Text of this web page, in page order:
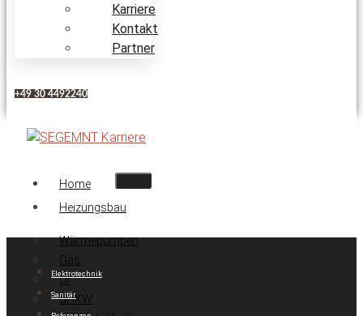
Karriere
Kontakt
Partner
+49 30 4492240
Home
Heizungsbau
Wärmepumpen
Gas
Öl
BHKW
Elektrotechnik
Sanitär